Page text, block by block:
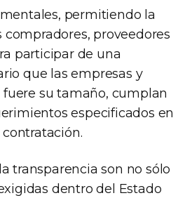
permitiendo la
proveedores
participar de una
que las empresas y
su tamaño, cumplan
especificados en
contratación.
transparencia son no sólo
dentro del Estado